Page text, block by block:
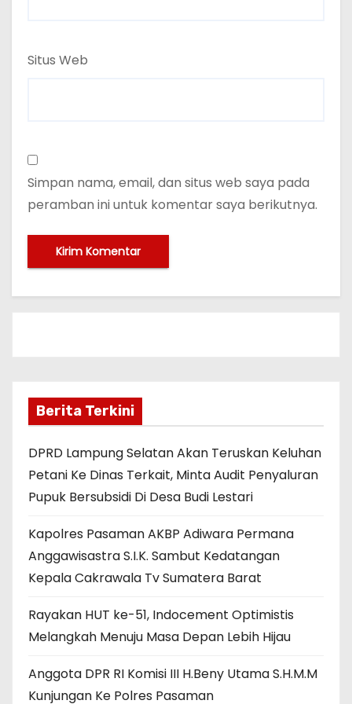
Situs Web
Simpan nama, email, dan situs web saya pada
peramban ini untuk komentar saya berikutnya.
Berita Terkini
DPRD Lampung Selatan Akan Teruskan Keluhan
Petani Ke Dinas Terkait, Minta Audit Penyaluran
Pupuk Bersubsidi Di Desa Budi Lestari
Kapolres Pasaman AKBP Adiwara Permana
Anggawisastra S.I.K. Sambut Kedatangan
Kepala Cakrawala Tv Sumatera Barat
Rayakan HUT ke-51, Indocement Optimistis
Melangkah Menuju Masa Depan Lebih Hijau
Anggota DPR RI Komisi III H.Beny Utama S.H.M.M
Kunjungan Ke Polres Pasaman